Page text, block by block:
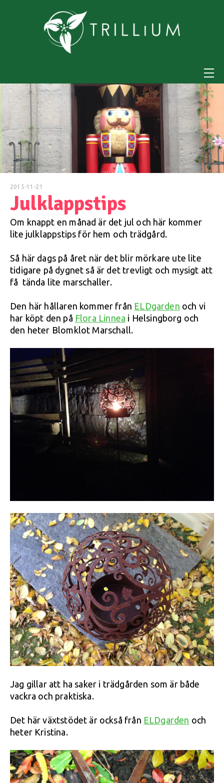
2015-11-21
Julklappstips
Om knappt en månad är det jul och här kommer
lite julklappstips för hem och trädgård.
Så här dags på året när det blir mörkare ute lite
tidigare på dygnet så är det trevligt och mysigt att
få tända lite marschaller.
Den här hållaren kommer från ELDgarden och vi
har köpt den på Flora Linnea i Helsingborg och
den heter Blomklot Marschall.
Jag gillar att ha saker i trädgården som är både
vackra och praktiska.
Det här växtstödet är också från ELDgarden och
heter Kristina.